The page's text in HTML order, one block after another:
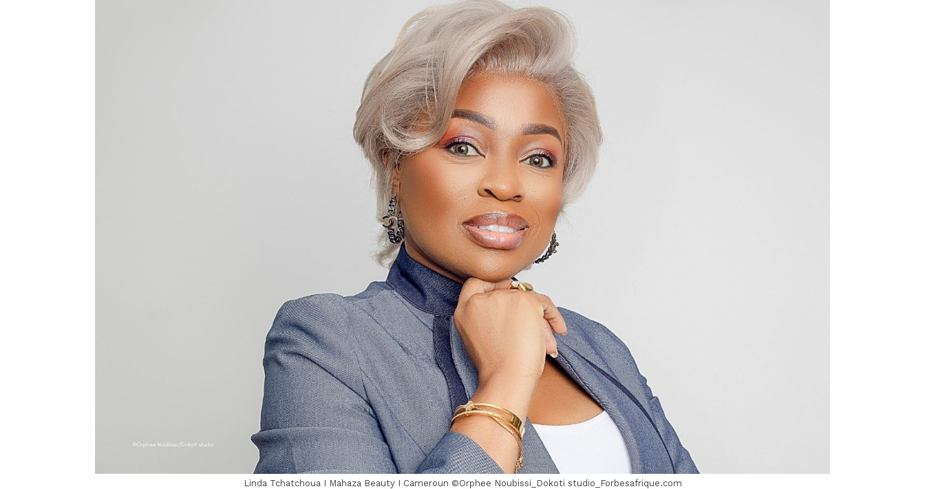
Linda Tchatchoua I Mahaza Beauty I Cameroun ©Orphee Noubissi_Dokoti studio_Forbesafrique.com